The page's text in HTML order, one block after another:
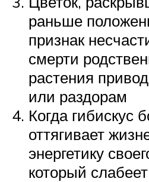
раньше
признак
смерти
растения
или раздорам
Когда гибискус
оттягивает
энергетику
который